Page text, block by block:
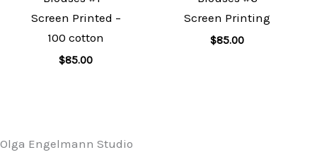
Screen Printed –
100 cotton
$85.00
Screen Printing
$85.00
Olga Engelmann Studio